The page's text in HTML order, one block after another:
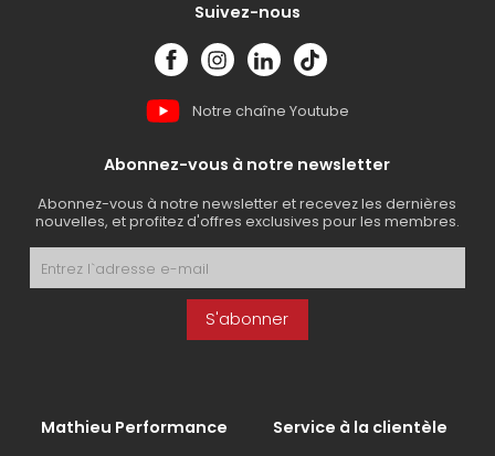
Suivez-nous
Notre chaîne Youtube
Abonnez-vous à notre newsletter
Abonnez-vous à notre newsletter et recevez les dernières
nouvelles, et profitez d'offres exclusives pour les membres.
S'abonner
Mathieu Performance
Service à la clientèle